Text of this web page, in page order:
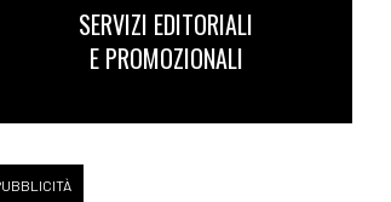
SERVIZI EDITORIALI
E PROMOZIONALI